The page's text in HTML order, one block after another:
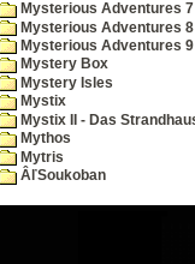
Mysterious Adventures
Mysterious Adventures
Mysterious Adventures
Mystery Box
Mystery Isles
Mystix
Mystix II - Das
Mythos
Mytris
ÂľSoukoban